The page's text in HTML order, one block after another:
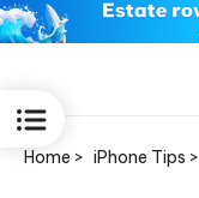
Home > iPhone Tips >